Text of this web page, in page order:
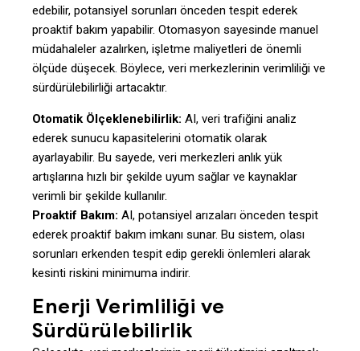
edebilir, potansiyel sorunları önceden tespit ederek
proaktif bakım yapabilir. Otomasyon sayesinde manuel
müdahaleler azalırken, işletme maliyetleri de önemli
ölçüde düşecek. Böylece, veri merkezlerinin verimliliği ve
sürdürülebilirliği artacaktır.
Otomatik Ölçeklenebilirlik: AI, veri trafiğini analiz
ederek sunucu kapasitelerini otomatik olarak
ayarlayabilir. Bu sayede, veri merkezleri anlık yük
artışlarına hızlı bir şekilde uyum sağlar ve kaynaklar
verimli bir şekilde kullanılır.
Proaktif Bakım: AI, potansiyel arızaları önceden tespit
ederek proaktif bakım imkanı sunar. Bu sistem, olası
sorunları erkenden tespit edip gerekli önlemleri alarak
kesinti riskini minimuma indirir.
Enerji Verimliliği ve
Sürdürülebilirlik